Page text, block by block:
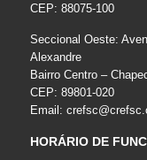
CEP: 88075-100
Seccional Oeste:
Alexandre
Bairro Centro –
CEP: 89801-020
Email:
HORÁRIO DE